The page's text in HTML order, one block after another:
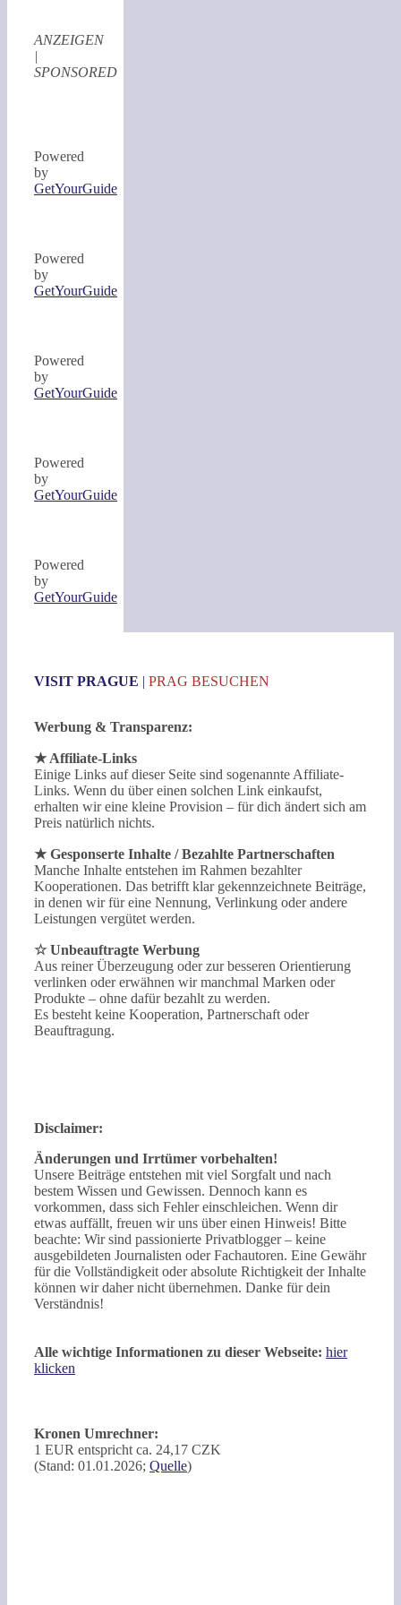
ANZEIGEN
|
SPONSORED
Powered
by
GetYourGuide
Powered
by
GetYourGuide
Powered
by
GetYourGuide
Powered
by
GetYourGuide
Powered
by
GetYourGuide
VISIT PRAGUE | PRAG BESUCHEN
Werbung & Transparenz:
★ Affiliate-Links
Einige Links auf dieser Seite sind sogenannte Affiliate-
Links. Wenn du über einen solchen Link einkaufst,
erhalten wir eine kleine Provision – für dich ändert sich am
Preis natürlich nichts.
★ Gesponserte Inhalte / Bezahlte Partnerschaften
Manche Inhalte entstehen im Rahmen bezahlter
Kooperationen. Das betrifft klar gekennzeichnete Beiträge,
in denen wir für eine Nennung, Verlinkung oder andere
Leistungen vergütet werden.
☆ Unbeauftragte Werbung
Aus reiner Überzeugung oder zur besseren Orientierung
verlinken oder erwähnen wir manchmal Marken oder
Produkte – ohne dafür bezahlt zu werden.
Es besteht keine Kooperation, Partnerschaft oder
Beauftragung.
Disclaimer:
Änderungen und Irrtümer vorbehalten!
Unsere Beiträge entstehen mit viel Sorgfalt und nach
bestem Wissen und Gewissen. Dennoch kann es
vorkommen, dass sich Fehler einschleichen. Wenn dir
etwas auffällt, freuen wir uns über einen Hinweis! Bitte
beachte: Wir sind passionierte Privatblogger – keine
ausgebildeten Journalisten oder Fachautoren. Eine Gewähr
für die Vollständigkeit oder absolute Richtigkeit der Inhalte
können wir daher nicht übernehmen. Danke für dein
Verständnis!
Alle wichtige Informationen zu dieser Webseite: hier
klicken
Kronen Umrechner:
1 EUR entspricht ca. 24,17 CZK
(Stand: 01.01.2026; Quelle)